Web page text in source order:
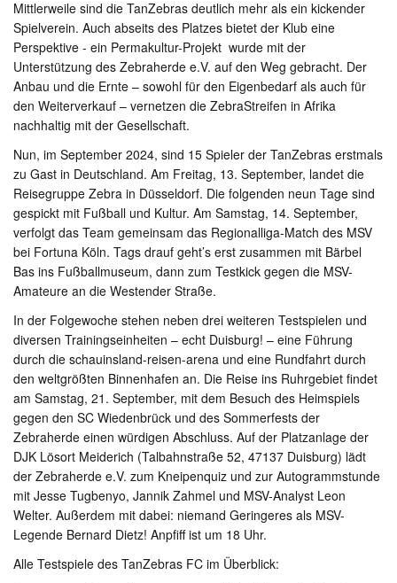
Mittlerweile sind die TanZebras deutlich mehr als ein kickender
Spielverein. Auch abseits des Platzes bietet der Klub eine
Perspektive - ein Permakultur-Projekt wurde mit der
Unterstützung des Zebraherde e.V. auf den Weg gebracht. Der
Anbau und die Ernte – sowohl für den Eigenbedarf als auch für
den Weiterverkauf – vernetzen die ZebraStreifen in Afrika
nachhaltig mit der Gesellschaft.
Nun, im September 2024, sind 15 Spieler der TanZebras erstmals
zu Gast in Deutschland. Am Freitag, 13. September, landet die
Reisegruppe Zebra in Düsseldorf. Die folgenden neun Tage sind
gespickt mit Fußball und Kultur. Am Samstag, 14. September,
verfolgt das Team gemeinsam das Regionalliga-Match des MSV
bei Fortuna Köln. Tags drauf geht’s erst zusammen mit Bärbel
Bas ins Fußballmuseum, dann zum Testkick gegen die MSV-
Amateure an die Westender Straße.
In der Folgewoche stehen neben drei weiteren Testspielen und
diversen Trainingseinheiten – echt Duisburg! – eine Führung
durch die schauinsland-reisen-arena und eine Rundfahrt durch
den weltgrößten Binnenhafen an. Die Reise ins Ruhrgebiet findet
am Samstag, 21. September, mit dem Besuch des Heimspiels
gegen den SC Wiedenbrück und des Sommerfests der
Zebraherde einen würdigen Abschluss. Auf der Platzanlage der
DJK Lösort Meiderich (Talbahnstraße 52, 47137 Duisburg) lädt
der Zebraherde e.V. zum Kneipenquiz und zur Autogrammstunde
mit Jesse Tugbenyo, Jannik Zahmel und MSV-Analyst Leon
Welter. Außerdem mit dabei: niemand Geringeres als MSV-
Legende Bernard Dietz! Anpfiff ist um 18 Uhr.
Alle Testspiele des TanZebras FC im Überblick: